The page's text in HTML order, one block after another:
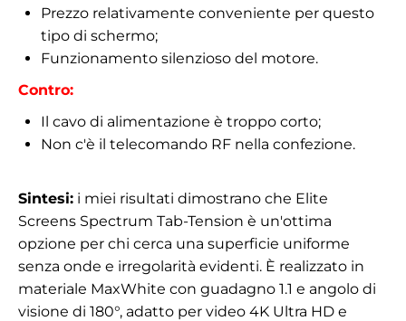
Prezzo relativamente conveniente per questo
tipo di schermo;
Funzionamento silenzioso del motore.
Contro:
Il cavo di alimentazione è troppo corto;
Non c'è il telecomando RF nella confezione.
Sintesi: i miei risultati dimostrano che Elite
Screens Spectrum Tab-Tension è un'ottima
opzione per chi cerca una superficie uniforme
senza onde e irregolarità evidenti. È realizzato in
materiale MaxWhite con guadagno 1.1 e angolo di
visione di 180°, adatto per video 4K Ultra HD e